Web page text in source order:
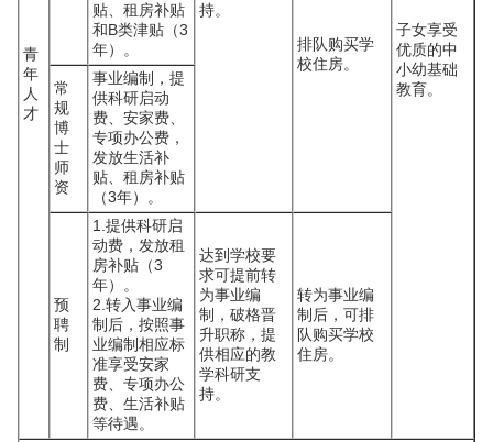
子女享受
优质的中
小幼基础
教育。
青
年
人
才
持。
贴、租房补贴
和B类津贴（3
年）。
排队购买学
校住房。
常
规
博
士
师
资
事业编制，提
供科研启动
费、安家费、
专项办公费，
发放生活补
贴、租房补贴
（3年）。
预
聘
制
1.提供科研启
动费，发放租
房补贴（3
年）。
2.转入事业编
制后，按照事
业编制相应标
准享受安家
费、专项办公
费、生活补贴
等待遇。
达到学校要
求可提前转
为事业编
制，破格晋
升职称，提
供相应的教
学科研支
持。
转为事业编
制后，可排
队购买学校
住房。